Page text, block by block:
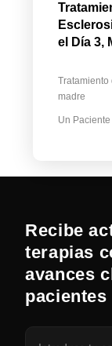
el Día 3,
Tratamiento
madre
Un
Recibe
terapias
avances
pacientes